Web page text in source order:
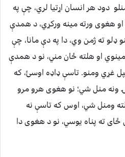
دود هر انسان اړتیا لري، چې په
او هغوی ورته مینه ورکړي، د همدې
ډلو ته ژمن وي، دا په دې مانا، چې
او هلته ځان مني، نو د همدې
غړي ومنو. تاسې ډاډه اوسئ، که
ونه منل شي؛ نو هغوی هرو مرو
ومنل شي، اوس که تاسې نه
ځای ته پناه یوسي، نو د هغوی دا